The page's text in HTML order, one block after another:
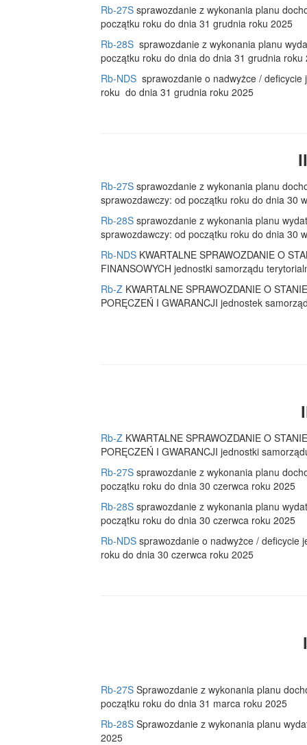
Rb-27S sprawozdanie z wykonania planu
początku roku do dnia 31 grudnia roku 2025
Rb-28S sprawozdanie z wykonania planu
początku roku do dnia do dnia 31 grudnia roku
Rb-NDS sprawozdanie o nadwyżce /
roku do dnia 31 grudnia roku 2025
Rb-27S sprawozdanie z wykonania planu
sprawozdawczy: od początku roku do dnia 30
Rb-28S sprawozdanie z wykonania planu
sprawozdawczy: od początku roku do dnia 30
Rb-NDS KWARTALNE SPRAWOZDANIE O
FINANSOWYCH jednostki samorządu
Rb-Z KWARTALNE SPRAWOZDANIE O
PORĘCZEŃ I GWARANCJI jednostek
Rb-Z KWARTALNE SPRAWOZDANIE O
PORĘCZEŃ I GWARANCJI jednostki
Rb-27S sprawozdanie z wykonania planu
początku roku do dnia 30 czerwca roku 2025
Rb-28S sprawozdanie z wykonania planu
początku roku do dnia 30 czerwca roku 2025
Rb-NDS sprawozdanie o nadwyżce / deficycie
roku do dnia 30 czerwca roku 2025
Rb-27S Sprawozdanie z wykonania planu
początku roku do dnia 31 marca roku 2025
Rb-28S Sprawozdanie z wykonania planu
2025